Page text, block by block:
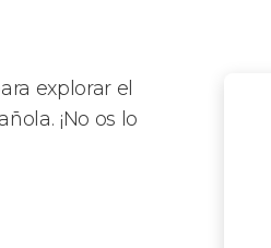
explorar el
¡No os lo